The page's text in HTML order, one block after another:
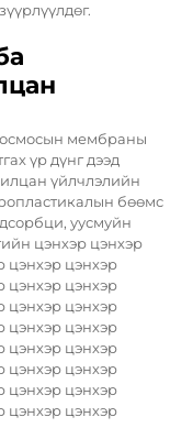
мембраны
үр дүнг дээд
үйлчлэлийн
бөөмс
уусмуйн
цэнхэр цэнхэр
цэнхэр цэнхэр
цэнхэр цэнхэр
цэнхэр цэнхэр
цэнхэр цэнхэр
цэнхэр цэнхэр
цэнхэр цэнхэр
цэнхэр цэнхэр
цэнхэр цэнхэр